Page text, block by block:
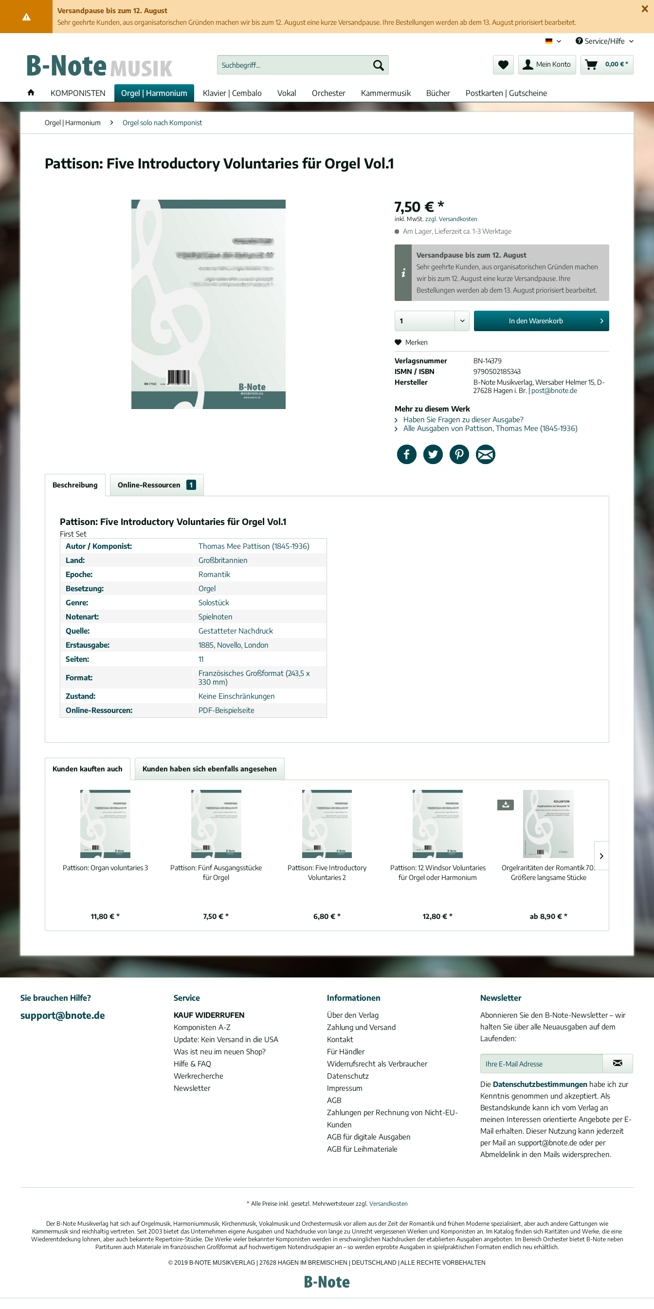
Versandpause bis zum 12. August
Sehr geehrte Kunden, aus organisatorischen Gründen machen wir bis zum 12. August eine kurze Versandpause. Ihre Bestellungen werden ab dem 13. August priorisiert bearbeitet.
Deutsch (de)
Service/Hilfe
Mein Konto 0,00 € *
KOMPONISTEN Orgel | Harmonium Klavier | Cembalo Vokal Orchester Kammermusik Bücher Postkarten | Gutscheine
Orgel | Harmonium Orgel solo nach Komponist
Pattison: Five Introductory Voluntaries für Orgel Vol.1
7,50 € *
inkl. MwSt.zzgl. Versandkosten
Am Lager, Lieferzeit ca. 1-3 Werktage
Versandpause bis zum 12. August
Sehr geehrte Kunden, aus organisatorischen Gründen machen
wir bis zum 12. August eine kurze Versandpause. Ihre
Bestellungen werden ab dem 13. August priorisiert bearbeitet.
In denWarenkorb
Merken
Verlagsnummer
BN-14379
ISMN / ISBN
9790502185343
Hersteller
B-Note Musikverlag, Wersaber Helmer 15, D-
27628 Hagen i. Br. | post@bnote.de
Mehr zu diesem Werk
Haben Sie Fragen zu dieser Ausgabe?
Alle Ausgaben von Pattison, Thomas Mee (1845-1936)
Beschreibung Online-Ressourcen 1
Pattison: Five Introductory Voluntaries für Orgel Vol.1
First Set
Autor / Komponist:
Thomas Mee Pattison (1845-1936)
Land:
Großbritannien
Epoche:
Romantik
Besetzung:
Orgel
Genre:
Solostück
Notenart:
Spielnoten
Quelle:
Gestatteter Nachdruck
Erstausgabe:
1885, Novello, London
Seiten:
11
Format:
Französisches Großformat (243,5 x
330 mm)
Zustand:
Keine Einschränkungen
Online-Ressourcen:
PDF-Beispielseite
Kunden kauften auch Kunden haben sich ebenfalls angesehen
Pattison:Organ voluntaries 3
11,80 € *
Pattison: Fünf Ausgangsstücke
für Orgel
7,50 € *
Pattison: Five Introductory
Voluntaries 2
6,80 € *
Pattison:12 Windsor Voluntaries
für Orgel oder Harmonium
12,80 € *
Orgelraritäten der Romantik 70:
Größere langsame Stücke
ab 8,90 € *
Sie brauchen Hilfe?
support@bnote.de
Service
KAUF WIDERRUFEN
Komponisten A-Z
Update: Kein Versand in die USA
Was ist neu im neuen Shop?
Hilfe & FAQ
Werkrecherche
Newsletter
Informationen
Über den Verlag
Zahlung und Versand
Kontakt
Für Händler
Widerrufsrecht als Verbraucher
Datenschutz
Impressum
AGB
Zahlungen per Rechnung von Nicht-EU-
Kunden
AGB für digitale Ausgaben
AGB für Leihmateriale
Newsletter
Abonnieren Sie den B-Note-Newsletter – wir
halten Sie über alle Neuausgaben auf dem
Laufenden:
Die Datenschutzbestimmungen habe ich zur
Kenntnis genommen und akzeptiert. Als
Bestandskunde kann ich vom Verlag an
meinen Interessen orientierte Angebote per E-
Mail erhalten. Dieser Nutzung kann jederzeit
per Mail an support@bnote.de oder per
Abmeldelink in den Mails widersprechen.
* Alle Preise inkl. gesetzl. Mehrwertsteuer zzgl. Versandkosten
Der B-Note Musikverlag hat sich auf Orgelmusik, Harmoniummusik, Kirchenmusik, Vokalmusik und Orchestermusik vor allem aus der Zeit der Romantik und frühen Moderne spezialisiert, aber auch andere Gattungen wie
Kammermusik sind reichhaltig vertreten. Seit 2003 bietet das Unternehmen eigene Ausgaben und Nachdrucke von lange zu Unrecht vergessenen Werken und Komponisten an. Im Katalog finden sich Raritäten und Werke, die eine
Wiederentdeckung lohnen, aber auch bekannte Repertoire-Stücke. Die Werke vieler bekannter Komponisten werden in erschwinglichen Nachdrucken der etablierten Ausgaben angeboten. Im Bereich Orchester bietet B-Note neben
Partituren auch Materiale im französischen Großformat auf hochwertigem Notendruckpapier an – so werden erprobte Ausgaben in spielpraktischen Formaten endlich neu erhältlich.
© 2019 B-NOTE MUSIKVERLAG | 27628 HAGEN IM BREMISCHEN | DEUTSCHLAND | ALLE RECHTE VORBEHALTEN